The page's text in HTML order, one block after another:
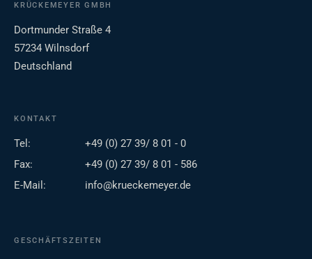
KRÜCKEMEYER GMBH
Dortmunder Straße 4
57234 Wilnsdorf
Deutschland
KONTAKT
Tel:
+49 (0) 27 39/ 8 01 - 0
Fax:
+49 (0) 27 39/ 8 01 - 586
E-Mail:
info@krueckemeyer.de
GESCHÄFTSZEITEN